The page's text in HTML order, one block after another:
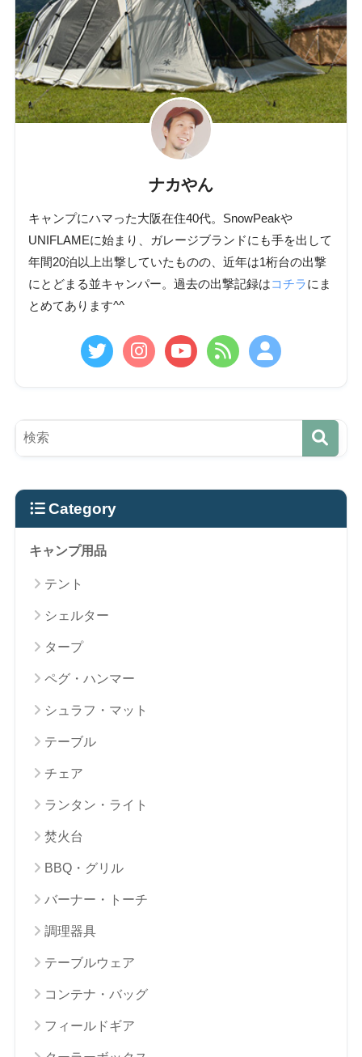
ナカやん
キャンプにハマった大阪在住40代。SnowPeakや
UNIFLAMEに始まり、ガレージブランドにも手を出して
年間20泊以上出撃していたものの、近年は1桁台の出撃
にとどまる並キャンパー。過去の出撃記録はコチラにま
とめてあります^^
Category
キャンプ用品
テント
シェルター
タープ
ペグ・ハンマー
シュラフ・マット
テーブル
チェア
ランタン・ライト
焚火台
BBQ・グリル
バーナー・トーチ
調理器具
テーブルウェア
コンテナ・バッグ
フィールドギア